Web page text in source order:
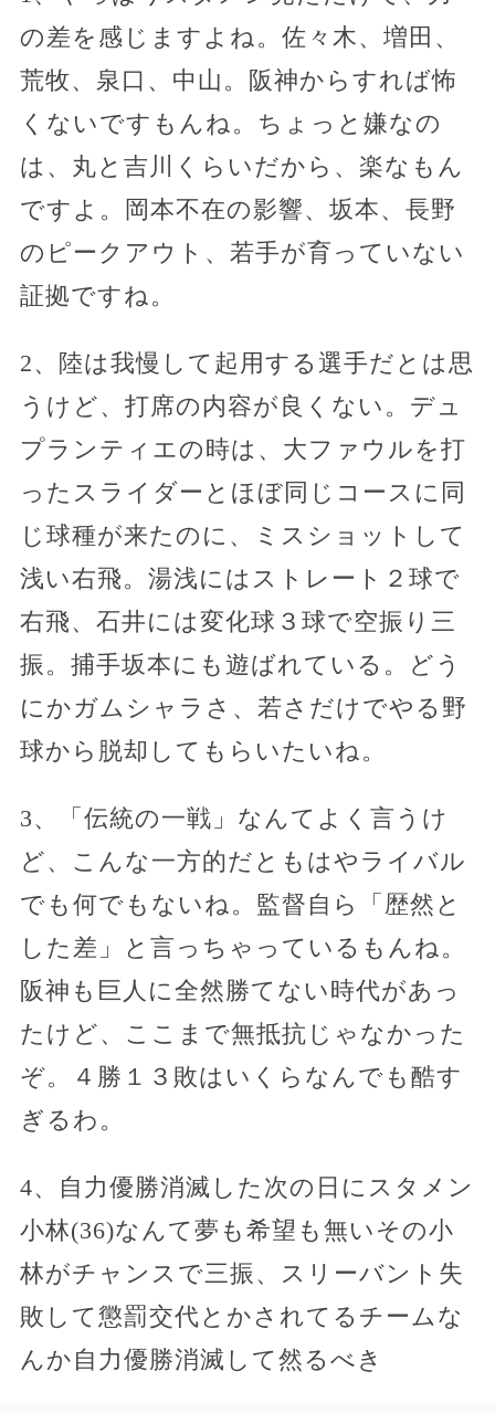
の差を感じますよね。佐々木、増田、
荒牧、泉口、中山。阪神からすれば怖
くないですもんね。ちょっと嫌なの
は、丸と吉川くらいだから、楽なもん
ですよ。岡本不在の影響、坂本、長野
のピークアウト、若手が育っていない
証拠ですね。
2、陸は我慢して起用する選手だとは思
うけど、打席の内容が良くない。デュ
プランティエの時は、大ファウルを打
ったスライダーとほぼ同じコースに同
じ球種が来たのに、ミスショットして
浅い右飛。湯浅にはストレート２球で
右飛、石井には変化球３球で空振り三
振。捕手坂本にも遊ばれている。どう
にかガムシャラさ、若さだけでやる野
球から脱却してもらいたいね。
3、「伝統の一戦」なんてよく言うけ
ど、こんな一方的だともはやライバル
でも何でもないね。監督自ら「歴然と
した差」と言っちゃっているもんね。
阪神も巨人に全然勝てない時代があっ
たけど、ここまで無抵抗じゃなかった
ぞ。４勝１３敗はいくらなんでも酷す
ぎるわ。
4、自力優勝消滅した次の日にスタメン
小林(36)なんて夢も希望も無いその小
林がチャンスで三振、スリーバント失
敗して懲罰交代とかされてるチームな
んか自力優勝消滅して然るべき